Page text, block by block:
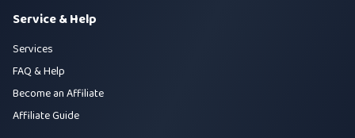
Service & Help
Services
FAQ & Help
Become an Affiliate
Affiliate Guide